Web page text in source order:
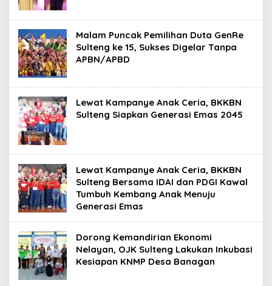
Malam Puncak Pemilihan Duta GenRe
Sulteng ke 15, Sukses Digelar Tanpa
APBN/APBD
Lewat Kampanye Anak Ceria, BKKBN
Sulteng Siapkan Generasi Emas 2045
Lewat Kampanye Anak Ceria, BKKBN
Sulteng Bersama IDAI dan PDGI Kawal
Tumbuh Kembang Anak Menuju
Generasi Emas
Dorong Kemandirian Ekonomi
Nelayan, OJK Sulteng Lakukan Inkubasi
Kesiapan KNMP Desa Banagan